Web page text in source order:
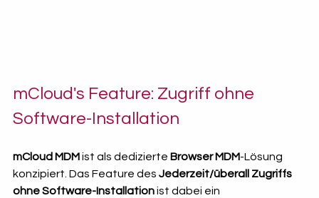
mCloud's Feature: Zugriff ohne
Software-Installation
mCloud MDM ist als dedizierte Browser MDM-Lösung
konzipiert. Das Feature des Jederzeit/überall Zugriffs
ohne Software-Installation ist dabei ein